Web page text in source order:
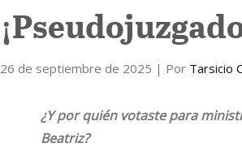
26 de septiembre de 2025 | Por Tarsicio
¿Y por quién votaste para
Beatriz?